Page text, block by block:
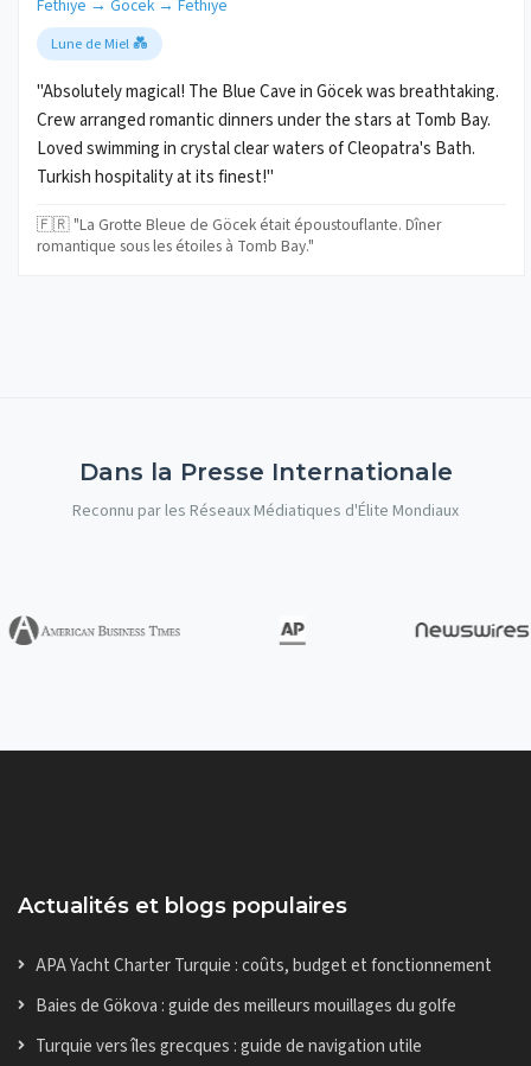
Fethiye → Göcek → Fethiye
Lune de Miel 💑
"Absolutely magical! The Blue Cave in Göcek was breathtaking.
Crew arranged romantic dinners under the stars at Tomb Bay.
Loved swimming in crystal clear waters of Cleopatra's Bath.
Turkish hospitality at its finest!"
🇫🇷 "La Grotte Bleue de Göcek était époustouflante. Dîner
romantique sous les étoiles à Tomb Bay."
Dans la Presse Internationale
Reconnu par les Réseaux Médiatiques d'Élite Mondiaux
Actualités et blogs populaires
APA Yacht Charter Turquie : coûts, budget et fonctionnement
Baies de Gökova : guide des meilleurs mouillages du golfe
Turquie vers îles grecques : guide de navigation utile